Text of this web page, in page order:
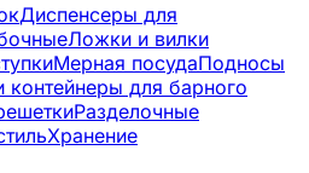
Диспенсеры для
Ложки и вилки
Мерная посудаПодносы
контейнеры для барного
Разделочные
Хранение